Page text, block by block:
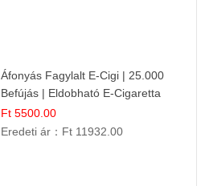
Áfonyás Fagylalt E-Cigi | 25.000
Befújás | Eldobható E-Cigaretta
Ft 5500.00
Eredeti ár： Ft 11932.00